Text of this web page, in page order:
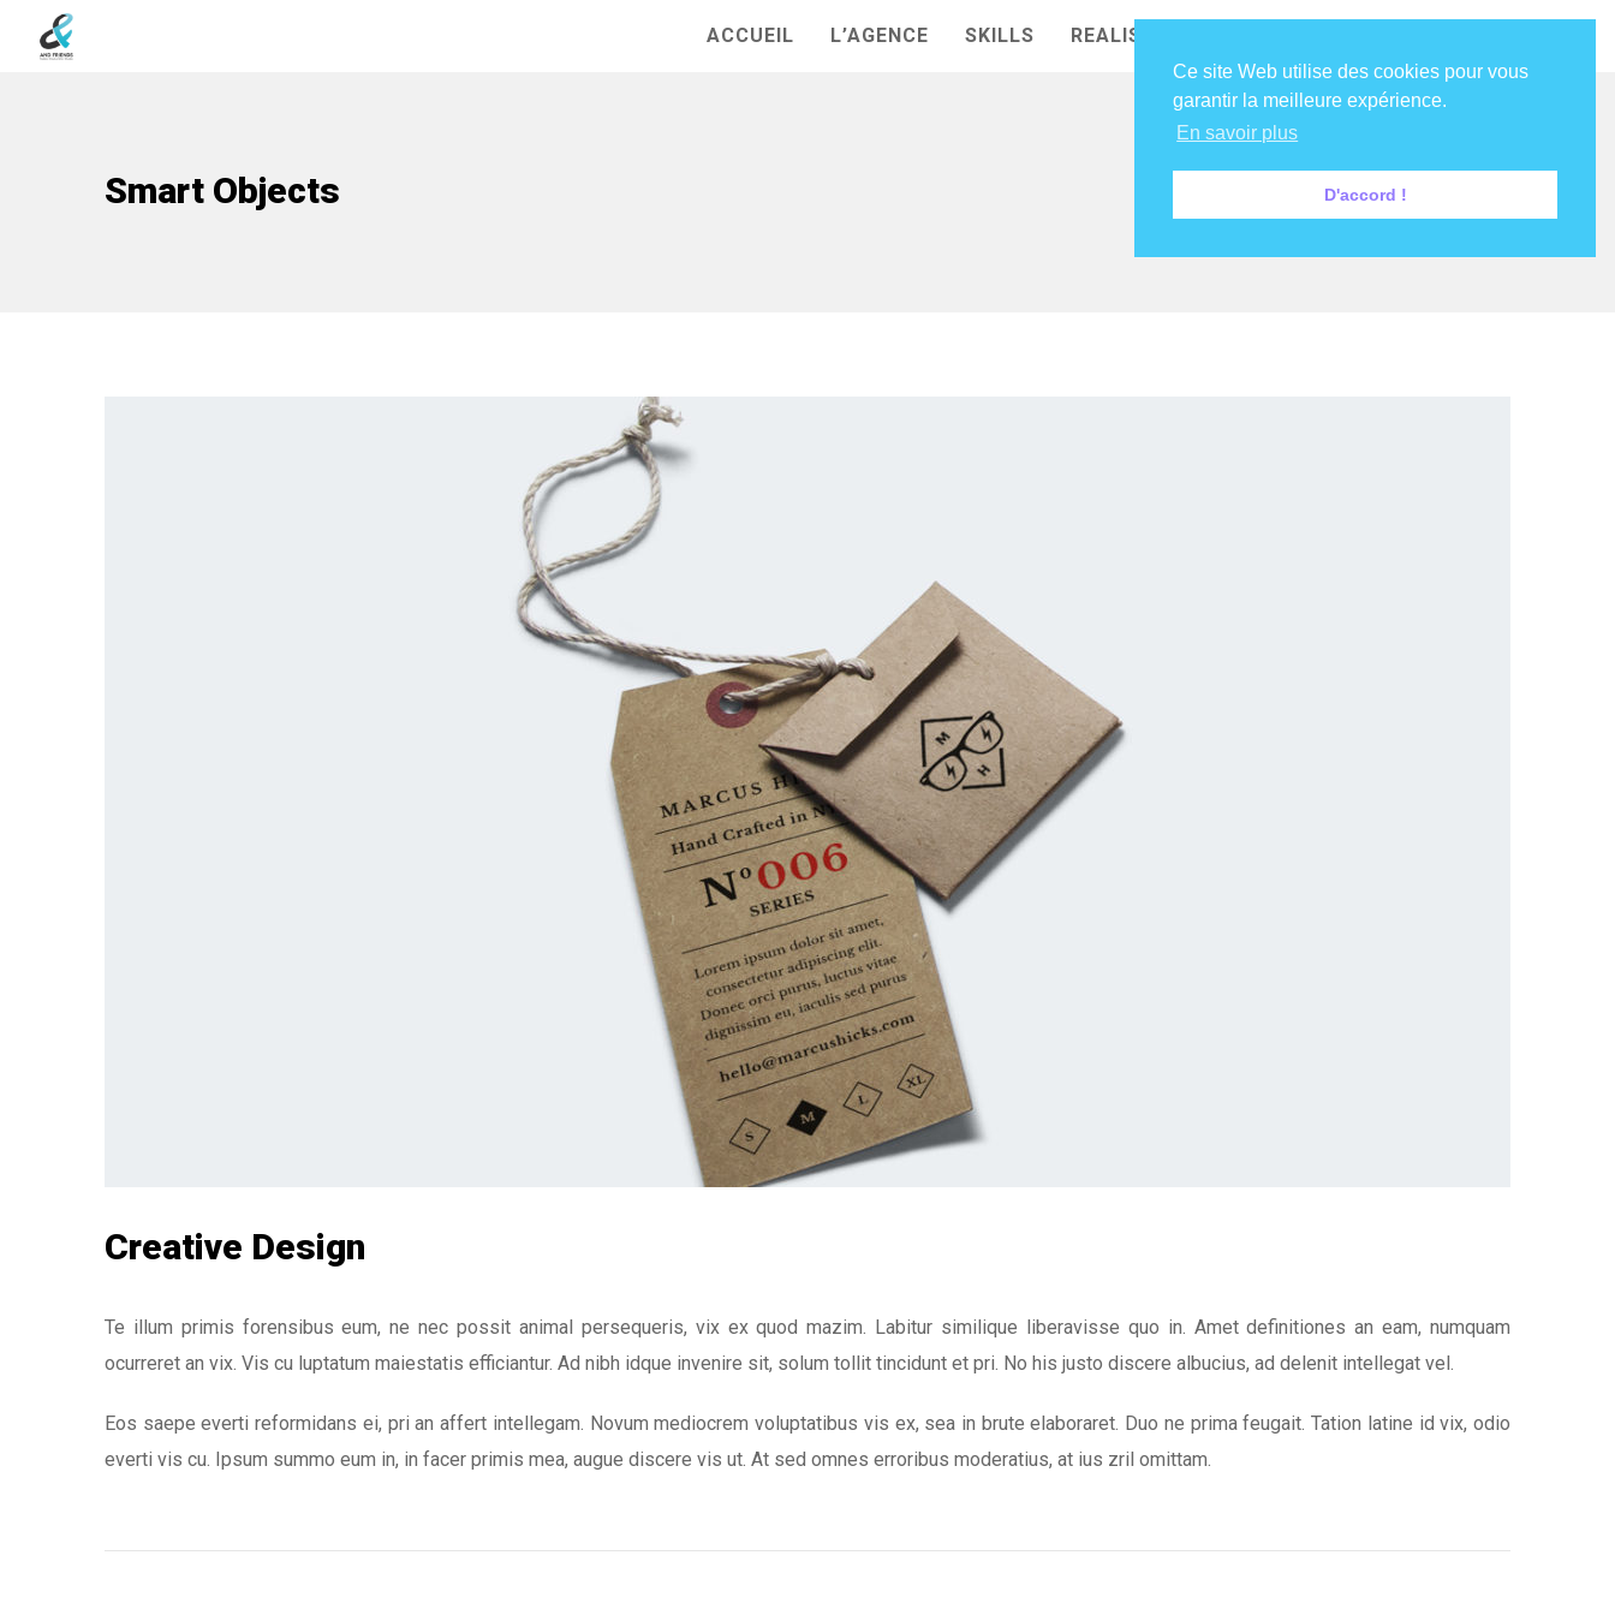
ACCUEIL L’AGENCE SKILLS REALISATIONS
Smart Objects
Creative Design
Te illum primis forensibus eum, ne nec possit animal persequeris, vix ex quod mazim. Labitur similique liberavisse quo in. Amet definitiones an eam, numquam
ocurreret an vix. Vis cu luptatum maiestatis efficiantur. Ad nibh idque invenire sit, solum tollit tincidunt et pri. No his justo discere albucius, ad delenit intellegat vel.
Eos saepe everti reformidans ei, pri an affert intellegam. Novum mediocrem voluptatibus vis ex, sea in brute elaboraret. Duo ne prima feugait. Tation latine id vix, odio
everti vis cu. Ipsum summo eum in, in facer primis mea, augue discere vis ut. At sed omnes erroribus moderatius, at ius zril omittam.
Ce site Web utilise des cookies pour vous
garantir la meilleure expérience.
En savoir plus
D'accord !